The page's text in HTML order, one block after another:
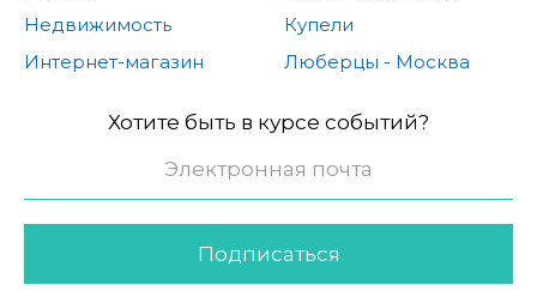
Недвижимость
Интернет-магазин
Купели
Люберцы - Москва
Хотите быть в курсе событий?
Подписаться